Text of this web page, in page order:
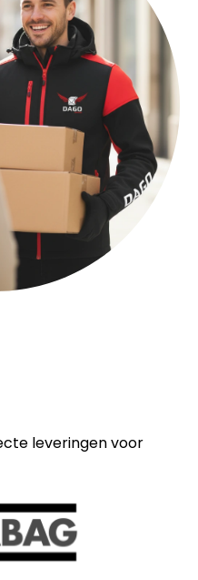
leveringen voor